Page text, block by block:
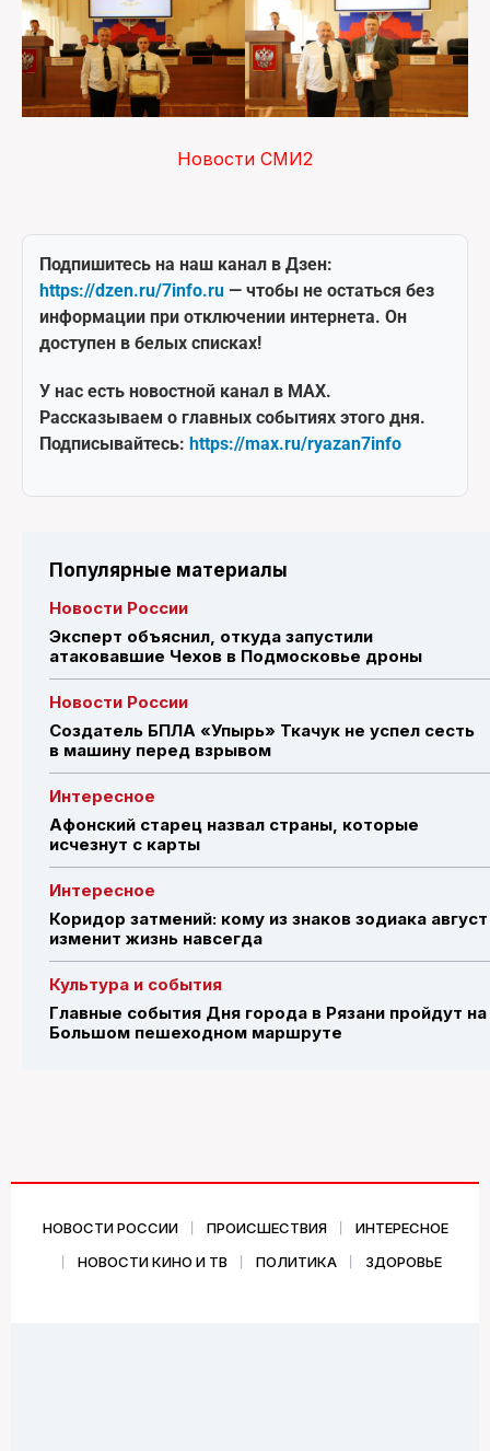
Новости СМИ2
Подпишитесь на наш канал в Дзен:
https://dzen.ru/7info.ru — чтобы не остаться без
информации при отключении интернета. Он
доступен в белых списках!
У нас есть новостной канал в MAX.
Рассказываем о главных событиях этого дня.
Подписывайтесь: https://max.ru/ryazan7info
Популярные материалы
Новости России
Эксперт объяснил, откуда запустили
атаковавшие Чехов в Подмосковье дроны
Новости России
Создатель БПЛА «Упырь» Ткачук не успел сесть
в машину перед взрывом
Интересное
Афонский старец назвал страны, которые
исчезнут с карты
Интересное
Коридор затмений: кому из знаков зодиака август
изменит жизнь навсегда
Культура и события
Главные события Дня города в Рязани пройдут на
Большом пешеходном маршруте
НОВОСТИ РОССИИ ПРОИСШЕСТВИЯ
ИНТЕРЕСНОЕ
НОВОСТИ КИНО И ТВ
ПОЛИТИКА ЗДОРОВЬЕ